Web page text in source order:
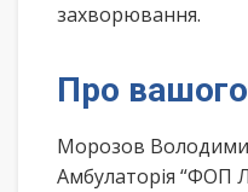
захворювання.
Про
Морозов
Амбулаторія “ФОП